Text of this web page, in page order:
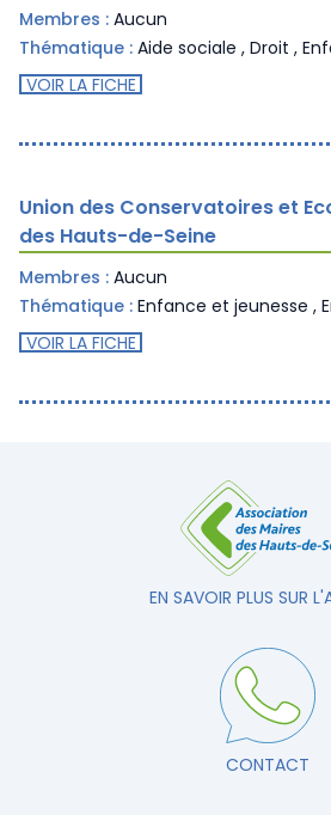
Membres : Aucun
Thématique : Aide sociale , Droit ,
VOIR LA FICHE
Union des Conservatoires et
des Hauts-de-Seine
Membres : Aucun
Thématique : Enfance et jeunesse ,
VOIR LA FICHE
EN SAVOIR PLUS SUR
CONTACT